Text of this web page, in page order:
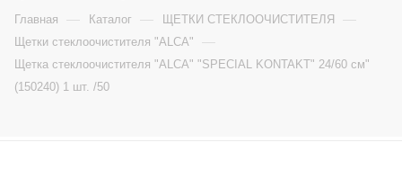
Главная — Каталог — ЩЕТКИ СТЕКЛООЧИСТИТЕЛЯ —
Щетки стеклоочистителя "ALCA" —
Щетка стеклоочистителя "ALCA" "SPECIAL KONTAKT" 24/60 см"
(150240) 1 шт. /50